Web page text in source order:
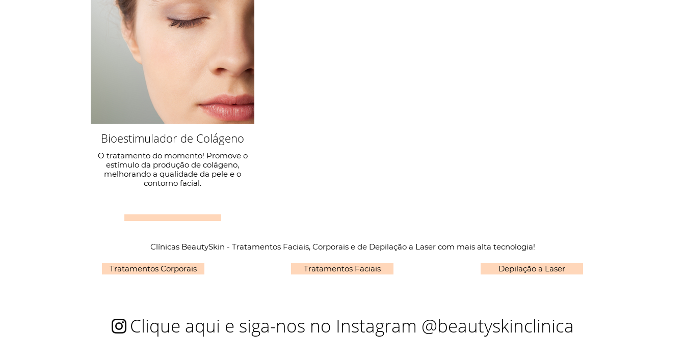
Bioestimulador de Colágeno
O tratamento do momento! Promove o
estímulo da produção de colágeno,
melhorando a qualidade da pele e o
contorno facial.
Clínicas BeautySkin - Tratamentos Faciais, Corporais e de Depilação a Laser com mais alta tecnologia!
Tratamentos Corporais Tratamentos Faciais Depilação a Laser
Clique aqui e siga-nos no Instagram @beautyskinclinica